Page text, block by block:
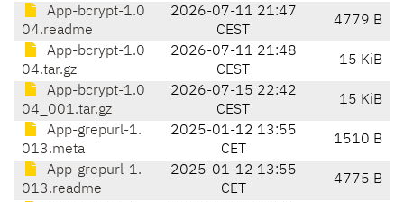
App-bcrypt-1.0
04.readme
2026-07-11 21:47
CEST
4779 B
App-bcrypt-1.0
04.tar.gz
2026-07-11 21:48
CEST
15 KiB
App-bcrypt-1.0
04_001.tar.gz
2026-07-15 22:42
CEST
15 KiB
App-grepurl-1.
013.meta
2025-01-12 13:55
CET
1510 B
App-grepurl-1.
013.readme
2025-01-12 13:55
CET
4775 B